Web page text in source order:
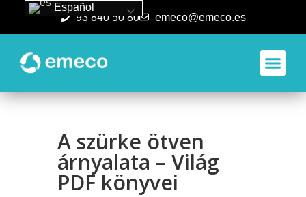
93 840 50 80 emeco@emeco.es
A szürke ötven
árnyalata – Világ
PDF könyvei
Español